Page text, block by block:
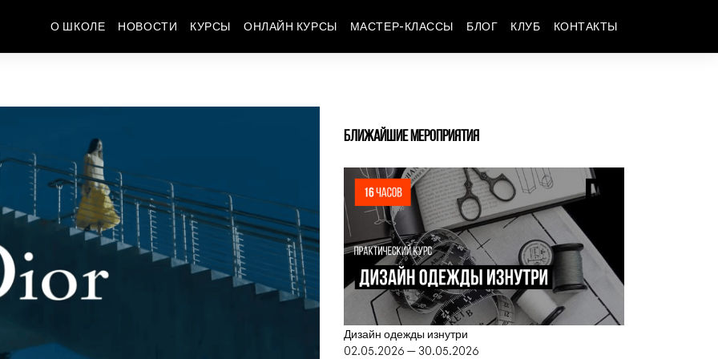
О ШКОЛЕ НОВОСТИ КУРСЫ ОНЛАЙН КУРСЫ МАСТЕР-КЛАССЫ БЛОГ КЛУБ КОНТАКТЫ
БЛИЖАЙШИЕ МЕРОПРИЯТИЯ
Дизайн одежды изнутри
02.05.2026 — 30.05.2026